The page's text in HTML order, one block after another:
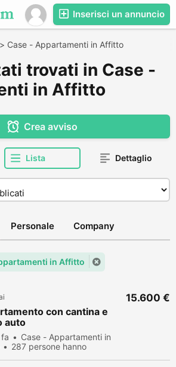
Inserisci un annuncio
> Case - Appartamenti in Affitto
trovati in Case -
in Affitto
Crea avviso
Lista Dettaglio
Personale Company
in Affitto
con cantina e
auto
Case - Appartamenti in
287 persone hanno
15.600 €